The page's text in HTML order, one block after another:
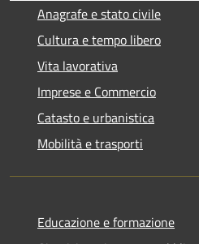
Anagrafe e stato civile
Cultura e tempo libero
Vita lavorativa
Imprese e Commercio
Catasto e urbanistica
Mobilità e trasporti
Educazione e formazione